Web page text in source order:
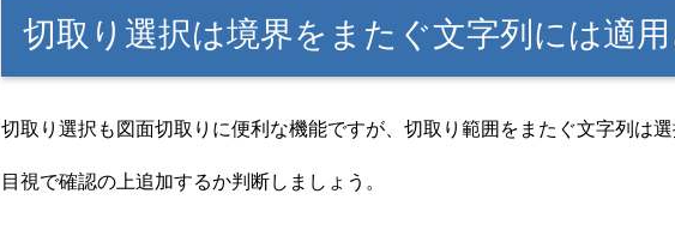
切取り選択は境界をまたぐ文字列には適
切取り選択も図面切取りに便利な機能ですが、切取り範囲をまたぐ文字列は選
目視で確認の上追加するか判断しましょう。